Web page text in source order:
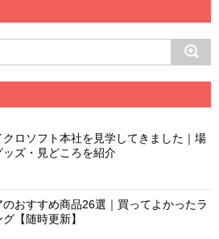
クロソフト本社を見学してきました｜場
ッズ・見どころを紹介
のおすすめ商品26選｜買ってよかったラ
【随時更新】